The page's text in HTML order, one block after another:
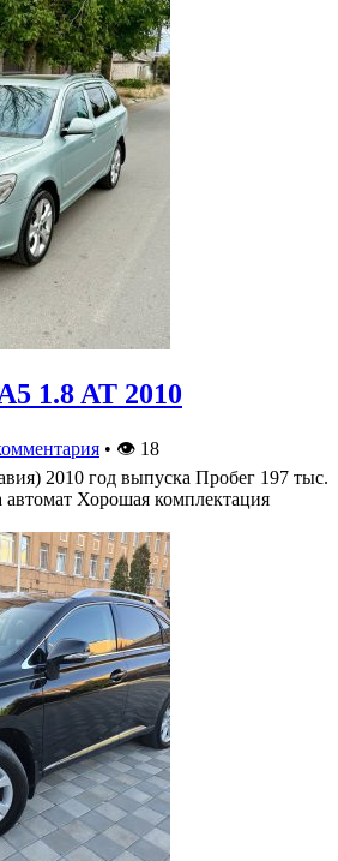
1.8 AT 2010
• 👁 18
2010 год выпуска Пробег 197 тыс.
автомат Хорошая комплектация